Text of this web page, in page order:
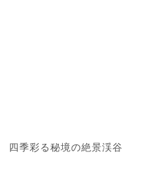
四季彩る秘境の絶景渓谷